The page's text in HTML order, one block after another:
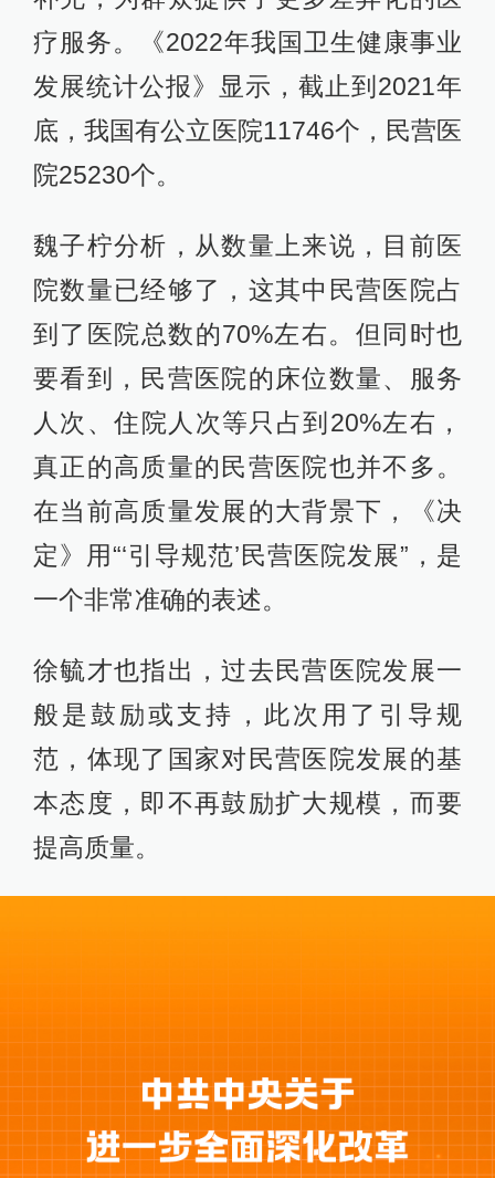
疗服务。《2022年我国卫生健康事业
发展统计公报》显示，截止到2021年
底，我国有公立医院11746个，民营医
院25230个。
魏子柠分析，从数量上来说，目前医
院数量已经够了，这其中民营医院占
到了医院总数的70%左右。但同时也
要看到，民营医院的床位数量、服务
人次、住院人次等只占到20%左右，
真正的高质量的民营医院也并不多。
在当前高质量发展的大背景下，《决
定》用“‘引导规范’民营医院发展”，是
一个非常准确的表述。
徐毓才也指出，过去民营医院发展一
般是鼓励或支持，此次用了引导规
范，体现了国家对民营医院发展的基
本态度，即不再鼓励扩大规模，而要
提高质量。